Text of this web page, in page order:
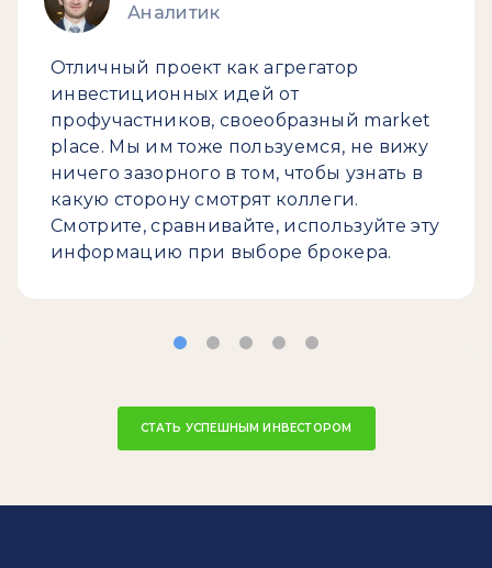
Аналитик
Отличный проект как агрегатор
инвестиционных идей от
профучастников, своеобразный market
place. Мы им тоже пользуемся, не вижу
ничего зазорного в том, чтобы узнать в
какую сторону смотрят коллеги.
Смотрите, сравнивайте, используйте эту
информацию при выборе брокера.
СТАТЬ УСПЕШНЫМ ИНВЕСТОРОМ